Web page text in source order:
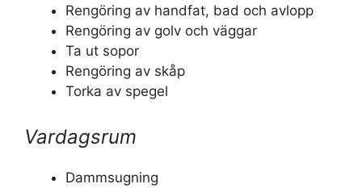
Rengöring av handfat, bad och avlopp
Rengöring av golv och väggar
Ta ut sopor
Rengöring av skåp
Torka av spegel
Vardagsrum
Dammsugning